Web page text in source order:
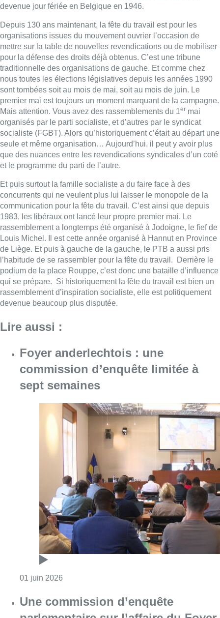
devenue jour fériée en Belgique en 1946.
Depuis 130 ans maintenant, la fête du travail est pour les
organisations issues du mouvement ouvrier l’occasion de
mettre sur la table de nouvelles revendications ou de mobiliser
pour la défense des droits déjà obtenus. C’est une tribune
traditionnelle des organisations de gauche. Et comme chez
nous toutes les élections législatives depuis les années 1990
sont tombées soit au mois de mai, soit au mois de juin. Le
premier mai est toujours un moment marquant de la campagne.
Mais attention. Vous avez des rassemblements du 1er mai
organisés par le parti socialiste, et d’autres par le syndicat
socialiste (FGBT). Alors qu’historiquement c’était au départ une
seule et même organisation… Aujourd’hui, il peut y avoir plus
que des nuances entre les revendications syndicales d’un coté
et le programme du parti de l’autre.
Et puis surtout la famille socialiste a du faire face à des
concurrents qui ne veulent plus lui laisser le monopole de la
communication pour la fête du travail. C’est ainsi que depuis
1983, les libéraux ont lancé leur propre premier mai. Le
rassemblement a longtemps été organisé à Jodoigne, le fief de
Louis Michel. Il est cette année organisé à Hannut en Province
de Liège. Et puis à gauche de la gauche, le PTB a aussi pris
l’habitude de se rassembler pour la fête du travail. Derrière le
podium de la place Rouppe, c’est donc une bataille d’influence
qui se prépare. Si historiquement la fête du travail est bien un
rassemblement d’inspiration socialiste, elle est politiquement
devenue beaucoup plus disputée.
Lire aussi :
Foyer anderlechtois : une
commission d’enquête limitée à
sept semaines
01 juin 2026
Une commission d’enquête